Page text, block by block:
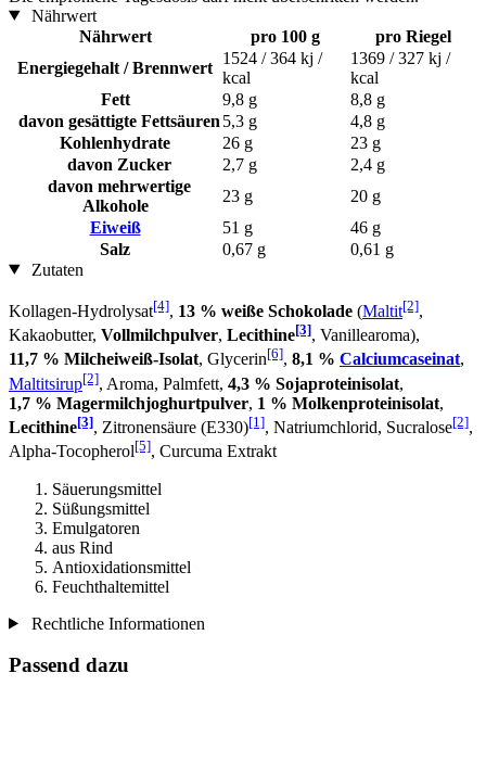
Nährwert
Nährwert
pro 100 g
pro Riegel
Energiegehalt / Brennwert
1524 / 364 kj /
kcal
1369 / 327 kj /
kcal
Fett
9,8 g
8,8 g
davon gesättigte Fettsäuren 5,3 g
4,8 g
Kohlenhydrate
26 g
23 g
davon Zucker
2,7 g
2,4 g
davon mehrwertige
Alkohole
23 g
20 g
Eiweiß
51 g
46 g
Salz
0,67 g
0,61 g
Zutaten
Kollagen-Hydrolysat[4], 13 % weiße Schokolade (Maltit[2],
Kakaobutter, Vollmilchpulver, Lecithine[3], Vanillearoma),
11,7 % Milcheiweiß-Isolat, Glycerin[6], 8,1 % Calciumcaseinat,
Maltitsirup[2], Aroma, Palmfett, 4,3 % Sojaproteinisolat,
1,7 % Magermilchjoghurtpulver, 1 % Molkenproteinisolat,
Lecithine[3], Zitronensäure (E330)[1], Natriumchlorid, Sucralose[2],
Alpha-Tocopherol[5], Curcuma Extrakt
Säuerungsmittel
Süßungsmittel
Emulgatoren
aus Rind
Antioxidationsmittel
Feuchthaltemittel
Rechtliche Informationen
Passend dazu